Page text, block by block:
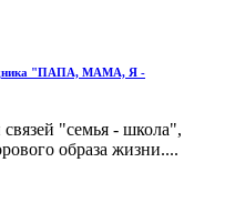
"ПАПА, МАМА, Я -
"семья - школа",
образа жизни....